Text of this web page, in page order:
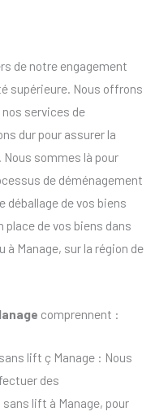
de notre engagement
supérieure. Nous offrons
services de
dur pour assurer la
sommes là pour
de déménagement
déballage de vos biens
place de vos biens dans
à Manage, sur la région de
comprennent :
lift ç Manage : Nous
des
lift à Manage, pour